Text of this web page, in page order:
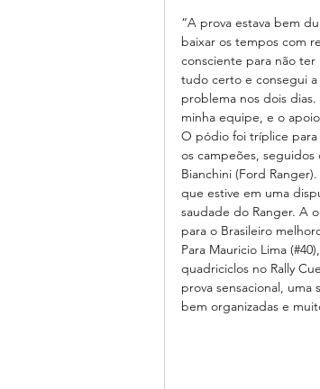
“A prova estava bem
baixar os tempos com
consciente para não
tudo certo e consegui
problema nos dois
minha equipe, e o
O pódio foi tríplice para
os campeões, seguidos
Bianchini (Ford
que estive em uma
saudade do Ranger. A
para o Brasileiro
Para Mauricio Lima
quadriciclos no Rally
prova sensacional,
bem organizadas e